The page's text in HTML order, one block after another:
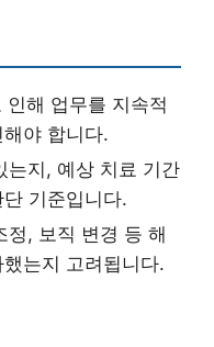
인해 업무를 지속적
야 합니다.
는지, 예상 치료 기간
기준입니다.
정, 보직 변경 등 해
는지 고려됩니다.